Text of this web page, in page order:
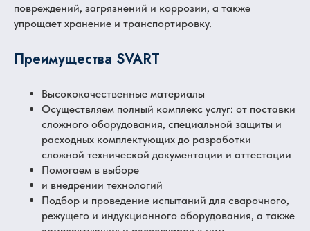
повреждений, загрязнений и коррозии, а также
упрощает хранение и транспортировку.
Преимущества SVART
Высококачественные материалы
Осуществляем полный комплекс услуг: от поставки
сложного оборудования, специальной защиты и
расходных комплектующих до разработки
сложной технической документации и аттестации
Помогаем в выборе
и внедрении технологий
Подбор и проведение испытаний для сварочного,
режущего и индукционного оборудования, а также